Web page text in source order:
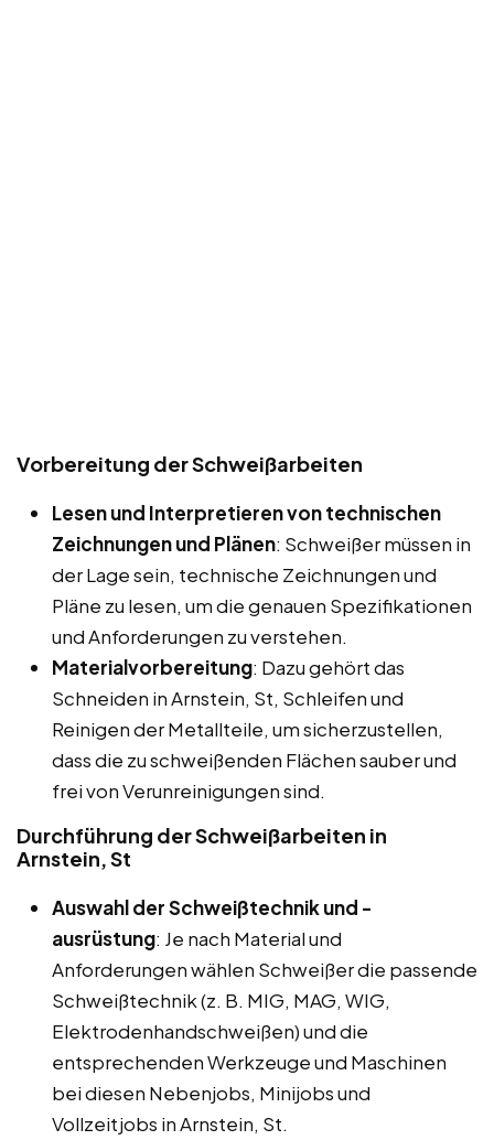
Vorbereitung der Schweißarbeiten
Lesen und Interpretieren von technischen
Zeichnungen und Plänen: Schweißer müssen in
der Lage sein, technische Zeichnungen und
Pläne zu lesen, um die genauen Spezifikationen
und Anforderungen zu verstehen.
Materialvorbereitung: Dazu gehört das
Schneiden in Arnstein, St, Schleifen und
Reinigen der Metallteile, um sicherzustellen,
dass die zu schweißenden Flächen sauber und
frei von Verunreinigungen sind.
Durchführung der Schweißarbeiten in
Arnstein, St
Auswahl der Schweißtechnik und -
ausrüstung: Je nach Material und
Anforderungen wählen Schweißer die passende
Schweißtechnik (z. B. MIG, MAG, WIG,
Elektrodenhandschweißen) und die
entsprechenden Werkzeuge und Maschinen
bei diesen Nebenjobs, Minijobs und
Vollzeitjobs in Arnstein, St.